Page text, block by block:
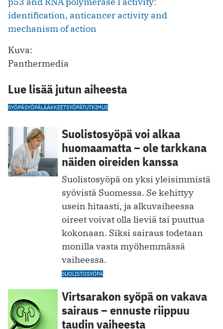
identification, anticancer activity and
mechanism of action
Kuva:
Panthermedia
Lue lisää jutun aiheesta
SYÖPÄSYÖPÄLÄÄKKEETSYÖPÄTUTKIMUS
Suolistosyöpä voi alkaa
huomaamatta – ole tarkkana
näiden oireiden kanssa
Suolistosyöpä on yksi yleisimmistä
syövistä Suomessa. Se kehittyy
usein hitaasti, ja alkuvaiheessa
oireet voivat olla lieviä tai puuttua
kokonaan. Siksi sairaus todetaan
monilla vasta myöhemmässä
vaiheessa.
SUOLISTOSYÖPÄ
Virtsarakon syöpä on vakava
sairaus – ennuste riippuu
taudin vaiheesta